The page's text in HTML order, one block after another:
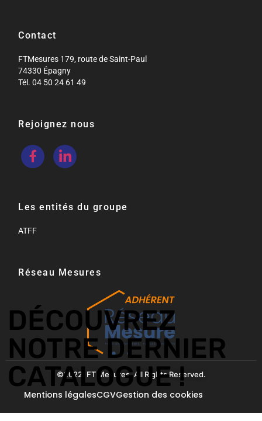
Contact
FTMesures 179, route de Saint-Paul
74330 Épagny
Tél. 04 50 24 61 49
Rejoignez nous
Les entités du groupe
ATFF
Réseau Mesures​
©2022. FT Mesures. All Rights Reserved.
Mentions légalesCGVGestion des cookies
DÉCOUVREZ
NOTRE DERNIER
CATALOGUE !